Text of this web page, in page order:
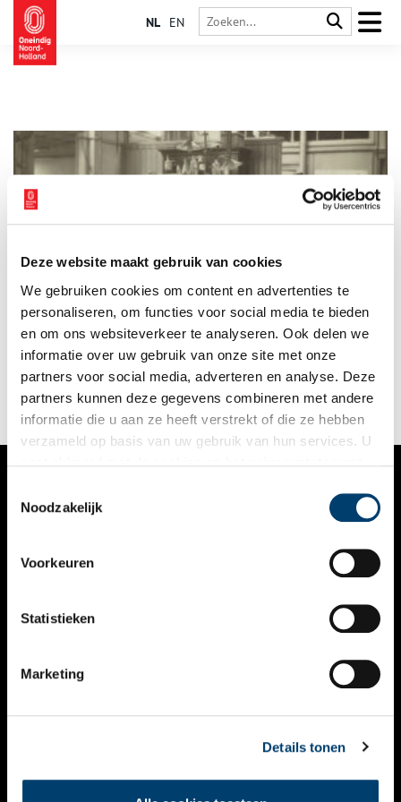
Deze website maakt gebruik van cookies
We gebruiken cookies om content en advertenties te
personaliseren, om functies voor social media te bieden
en om ons websiteverkeer te analyseren. Ook delen we
informatie over uw gebruik van onze site met onze
partners voor social media, adverteren en analyse. Deze
partners kunnen deze gegevens combineren met andere
informatie die u aan ze heeft verstrekt of die ze hebben
verzameld op basis van uw gebruik van hun services. U
Noodzakelijk
Voorkeuren
Statistieken
Marketing
Details tonen
NL EN
Wie nu geboren wordt, heeft een levensverwachting van ruim
80 jaar. Maar wie in 1901 het levenslicht zag, werd
waarschijnlijk niet veel ouder dan 40. De gezondheidszorg
veranderde door de jaren heen enorm en de GGD speelde
daarbij een belangrijke rol.
2 min
VERHALEN
KALENDER
THEMA’S
VIDEO’S
CONTACT